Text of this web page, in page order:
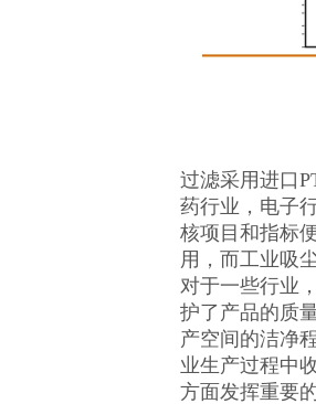
过滤采用进口
药行业，电子
核项目和指标
用，而工业吸
对于一些行业
护了产品的质
产空间的洁净
业生产过程中
方面发挥重要